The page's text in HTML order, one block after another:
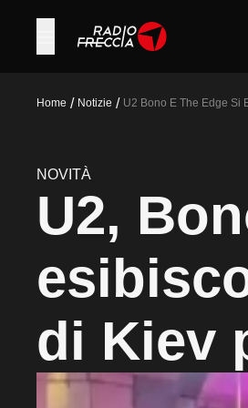
Home / Notizie / U2 Bono E The Edge Si
NOVITÀ
U2,
di Kiev